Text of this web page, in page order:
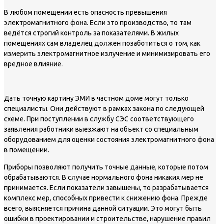
В любом помещении есть опасность превышения
электромагнитного фона. Если это производство, то там
ведётся строгий контроль за показателями. В жилых
помещениях сам владелец должен позаботиться о том, как
измерить электромагнитное излучение и минимизировать его
вредное влияние.
Дать точную картину ЭМИ в частном доме могут только
специалисты. Они действуют в рамках закона по следующей
схеме. При поступлении в службу СЭС соответствующего
заявления работники выезжают на объект со специальным
оборудованием для оценки состояния электромагнитного фона
в помещении.
Приборы позволяют получить точные данные, которые потом
обрабатываются. В случае нормального фона никаких мер не
принимается. Если показатели завышены, то разрабатывается
комплекс мер, способных привести к снижению фона. Прежде
всего, выясняется причина данной ситуации. Это могут быть
ошибки в проектировании и строительстве, нарушение правил